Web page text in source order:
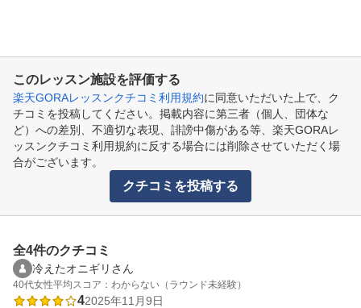
このレッスン施設を評価する
楽天GORAレッスンクチコミ利用規約に同意いただいた上で、ク
チコミを投稿してください。掲載内容に第三者（個人、団体な
ど）への差別、不適切な表現、誹謗中傷がある等、楽天GORAレ
ッスンクチコミ利用規約に反する場合には削除させていただく場
合がございます。
クチコミを投稿する
全4件のクチコミ
冷えたオニギリさん
40代女性平均スコア：わからない（ラウンド未経験）
42025年11月9日